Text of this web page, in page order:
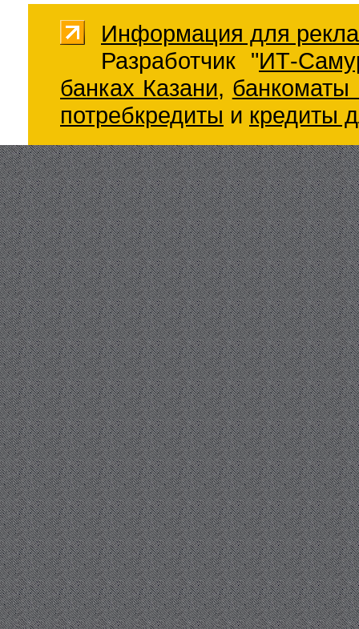
Информация для
Разработчик "ИТ-
банках Казани, банкоматы
потребкредиты и кредиты